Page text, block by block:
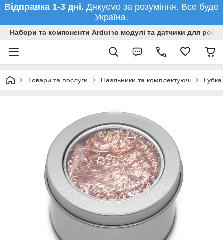
Відправка 1-3 дні. Дякуємо за розуміння. Все буде
Україна.
Набори та компоненти Arduino модулі та датчики для
Товари та послуги Паяльники та комплектуючі